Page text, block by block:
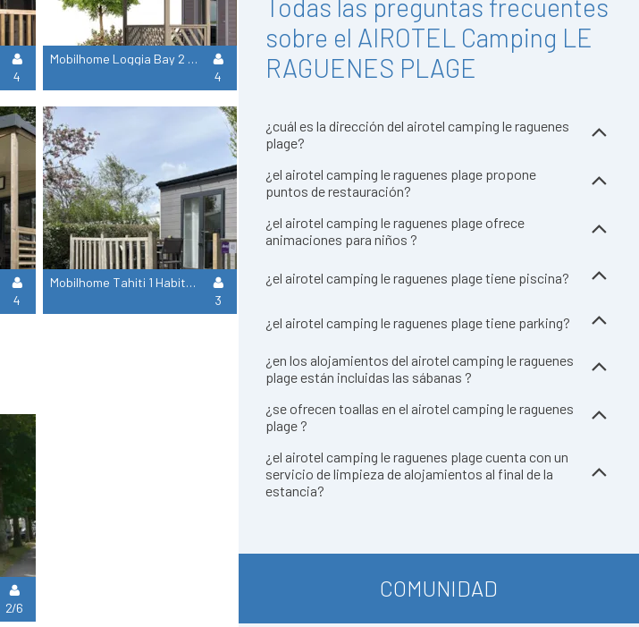
4
Mobilhome Loggia Bay 2 Habitaciones
4
4
Mobilhome Tahiti 1 Habitación
3
2/6
Todas las preguntas frecuentes
sobre el AIROTEL Camping LE
RAGUENES PLAGE
¿cuál es la dirección del airotel camping le raguenes
plage?
¿el airotel camping le raguenes plage propone
puntos de restauración?
¿el airotel camping le raguenes plage ofrece
animaciones para niños ?
¿el airotel camping le raguenes plage tiene piscina?
¿el airotel camping le raguenes plage tiene parking?
¿en los alojamientos del airotel camping le raguenes
plage están incluidas las sábanas ?
¿se ofrecen toallas en el airotel camping le raguenes
plage ?
¿el airotel camping le raguenes plage cuenta con un
servicio de limpieza de alojamientos al final de la
estancia?
COMUNIDAD